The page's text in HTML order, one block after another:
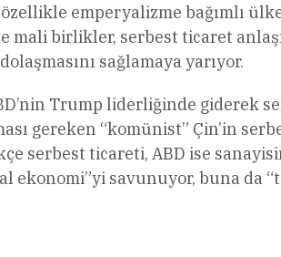
emperyalizme bağımlı
birlikler, serbest ticaret
sağlamaya yarıyor.
Trump liderliğinde giderek
gereken “komünist” Çin’in
serbest ticareti, ABD ise
savunuyor, buna da